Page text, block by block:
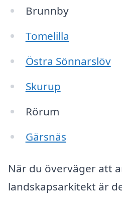
Brunnby
Tomelilla
Östra Sönnarslöv
Skurup
Rörum
Gärsnäs
När du överväger att
landskapsarkitekt är